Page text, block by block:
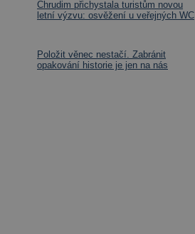
Chrudim přichystala turistům novou
letní výzvu: osvěžení u veřejných WC
Položit věnec nestačí. Zabránit
opakování historie je jen na nás